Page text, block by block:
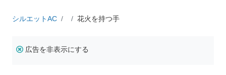
シルエットAC 花火を持つ手
広告を非表示にする